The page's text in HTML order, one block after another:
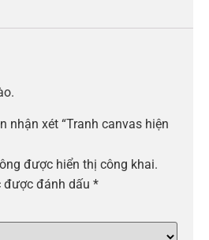
nhận xét “Tranh canvas hiện
được hiển thị công khai.
được đánh dấu *